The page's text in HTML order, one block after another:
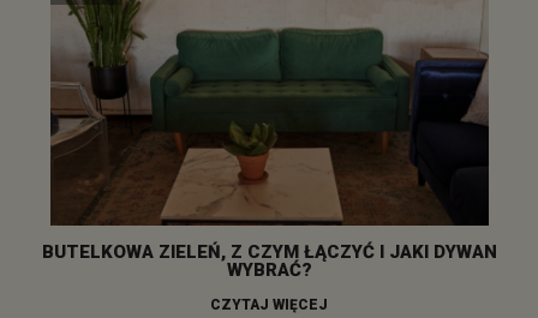
BUTELKOWA ZIELEŃ, Z CZYM ŁĄCZYĆ I JAKI DYWAN
WYBRAĆ?
CZYTAJ WIĘCEJ